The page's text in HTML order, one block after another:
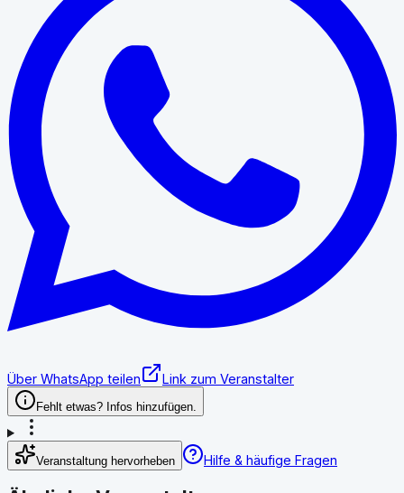
Über WhatsApp teilen Link zum Veranstalter
Fehlt etwas? Infos hinzufügen.
Veranstaltung hervorheben Hilfe & häufige Fragen